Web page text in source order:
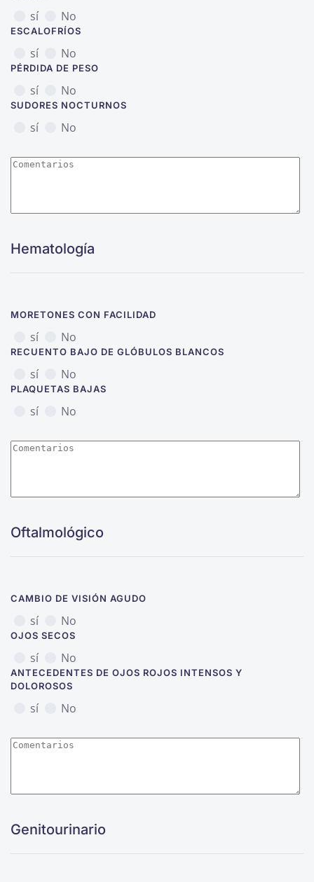
sí No
ESCALOFRÍOS
sí No
PÉRDIDA DE PESO
sí No
SUDORES NOCTURNOS
sí No
Hematología
MORETONES CON FACILIDAD
sí No
RECUENTO BAJO DE GLÓBULOS BLANCOS
sí No
PLAQUETAS BAJAS
sí No
Oftalmológico
CAMBIO DE VISIÓN AGUDO
sí No
OJOS SECOS
sí No
ANTECEDENTES DE OJOS ROJOS INTENSOS Y
DOLOROSOS
sí No
Genitourinario